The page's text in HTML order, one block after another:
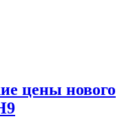
цены нового